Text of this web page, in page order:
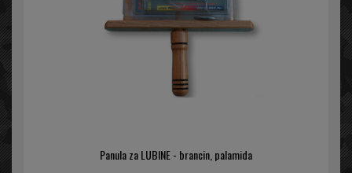
Panula za LUBINE - brancin, palamida